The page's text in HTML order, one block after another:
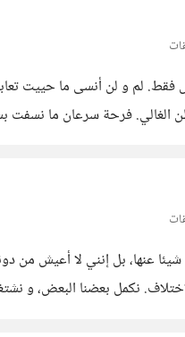
فقط. لم و لن أنسى ما حييت
الغالي. فرحة سرعان ما
عنها، بل إنني لا أعيش من
كل هذا و ذاك فنحن مختلفان كل